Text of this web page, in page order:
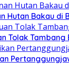
Hutan Bakau
Tolak